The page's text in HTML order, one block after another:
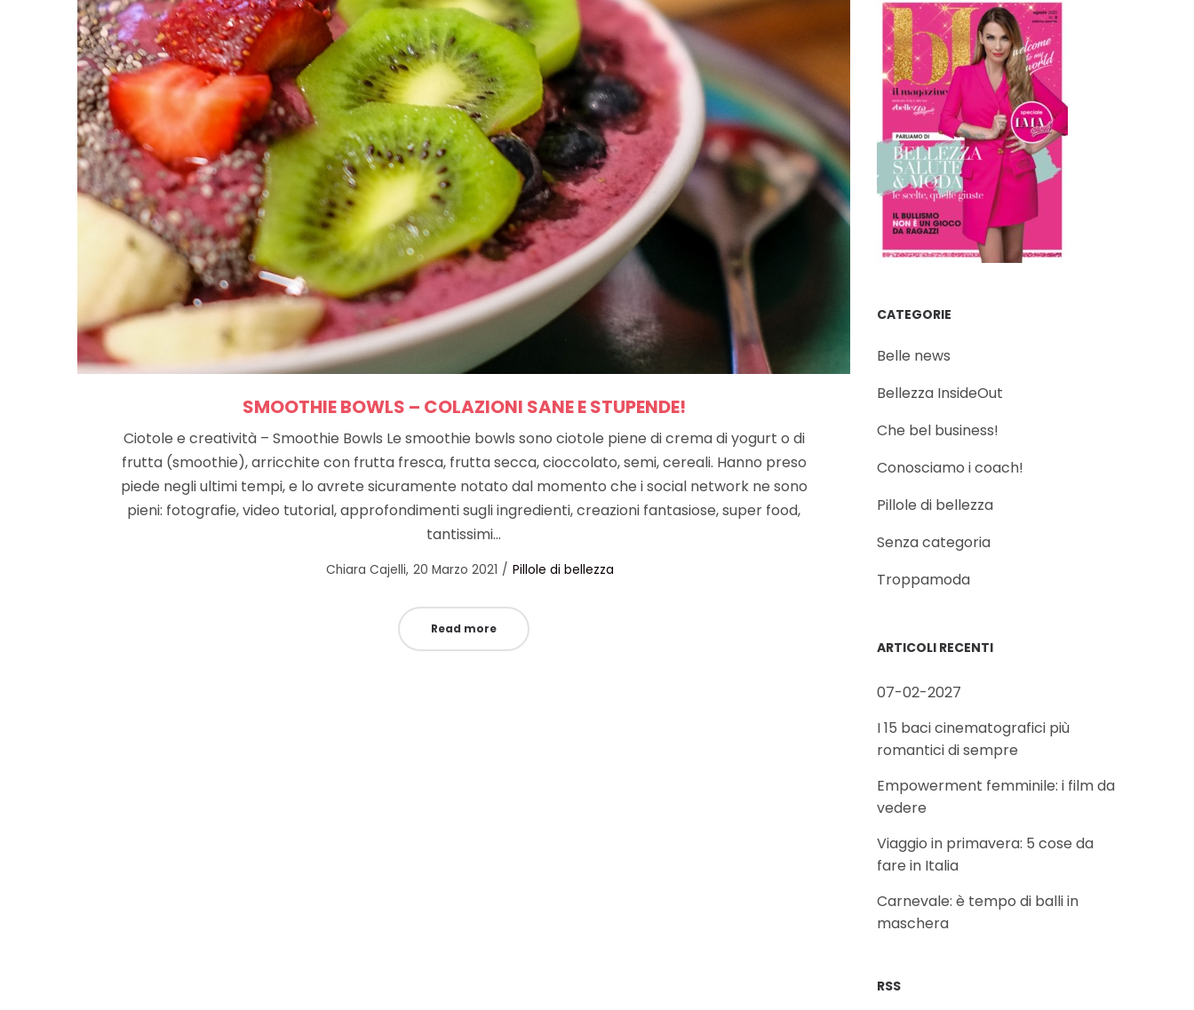
SMOOTHIE BOWLS – COLAZIONI SANE E STUPENDE!
Ciotole e creatività – Smoothie Bowls Le smoothie bowls sono ciotole piene di crema di yogurt o di
frutta (smoothie), arricchite con frutta fresca, frutta secca, cioccolato, semi, cereali. Hanno preso
piede negli ultimi tempi, e lo avrete sicuramente notato dal momento che i social network ne sono
pieni: fotografie, video tutorial, approfondimenti sugli ingredienti, creazioni fantasiose, super food,
tantissimi…
byChiara Cajelli Posted
20 Marzo 2021
Posted
Pillole di bellezza
Read more
CATEGORIE
Belle news
Bellezza InsideOut
Che bel business!
Conosciamo i coach!
Pillole di bellezza
Senza categoria
Troppamoda
ARTICOLI RECENTI
07-02-2027
I 15 baci cinematografici più
romantici di sempre
Empowerment femminile: i film da
vedere
Viaggio in primavera: 5 cose da
fare in Italia
Carnevale: è tempo di balli in
maschera
RSS